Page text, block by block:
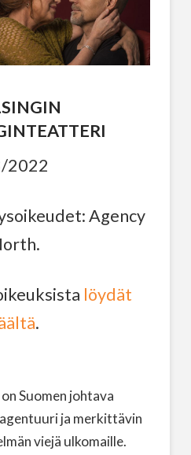
2022
Agency
löydät
.
Suomen johtava
ja merkittävin
viejä ulkomaille.